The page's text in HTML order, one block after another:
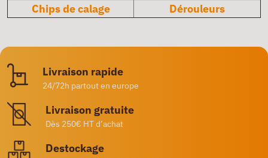
Chips de calage
Dérouleurs
Livraison rapide
24/72h partout en europe
Livraison gratuite
Dès 250€ HT d’achat
Destockage